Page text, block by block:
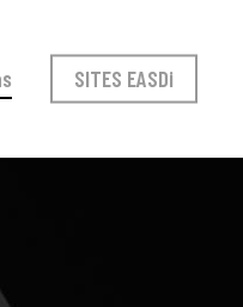
SITES EASDi